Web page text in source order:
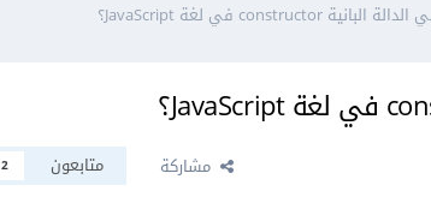
مشاركة متابعون 2